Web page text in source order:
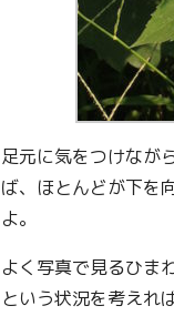
足元に気をつけなが
ば、ほとんどが下を
よ。
よく写真で見るひま
という状況を考えれ